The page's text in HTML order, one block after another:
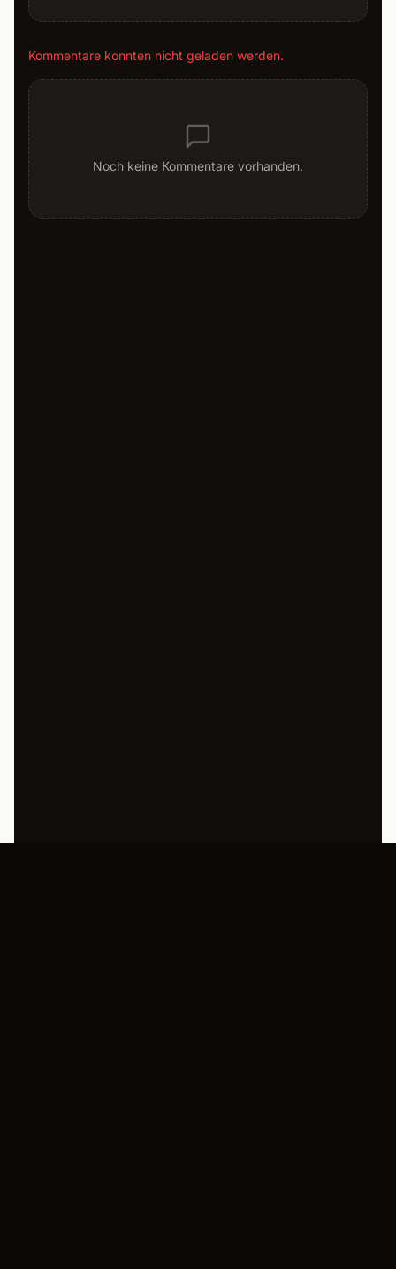
Kommentare konnten nicht geladen werden.
Noch keine Kommentare vorhanden.